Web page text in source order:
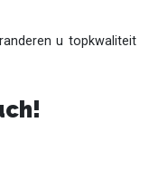
u topkwaliteit